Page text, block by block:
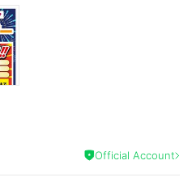
Official Account